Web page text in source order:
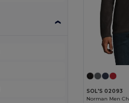
SOL'S 02093